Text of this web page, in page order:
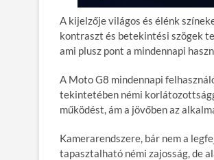
A kijelzője világos és élénk
kontraszt és betekintési szögek
ami plusz pont a mindennapi
A Moto G8 mindennapi
tekintetében némi
működést, ám a jövőben az
Kamerarendszere, bár nem a
tapasztalható némi zajosság, de